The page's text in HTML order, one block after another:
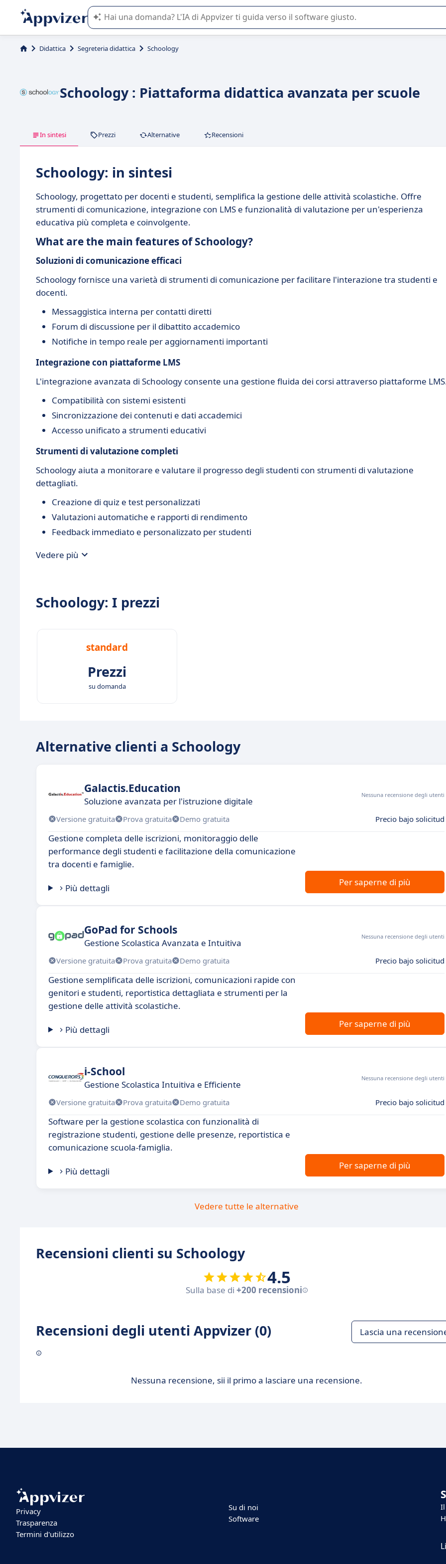
L'IA di Appvizer vi guida nell'utilizzo o nella scelta di un software SaaS per la vostra azienda.
Didattica Segreteria didattica Schoology
Schoology : Piattaforma didattica avanzata per scuole
In sintesi Prezzi Alternative Recensioni
Schoology: in sintesi
Schoology, progettato per docenti e studenti, semplifica la gestione delle attività scolastiche. Offre
strumenti di comunicazione, integrazione con LMS e funzionalità di valutazione per un'esperienza
educativa più completa e coinvolgente.
What are the main features of Schoology?
Soluzioni di comunicazione efficaci
Schoology fornisce una varietà di strumenti di comunicazione per facilitare l'interazione tra studenti e
docenti.
Messaggistica interna per contatti diretti
Forum di discussione per il dibattito accademico
Notifiche in tempo reale per aggiornamenti importanti
Integrazione con piattaforme LMS
L'integrazione avanzata di Schoology consente una gestione fluida dei corsi attraverso piattaforme
Compatibilità con sistemi esistenti
Sincronizzazione dei contenuti e dati accademici
Accesso unificato a strumenti educativi
Strumenti di valutazione completi
Schoology aiuta a monitorare e valutare il progresso degli studenti con strumenti di valutazione
dettagliati.
Creazione di quiz e test personalizzati
Valutazioni automatiche e rapporti di rendimento
Feedback immediato e personalizzato per studenti
Vedere più
Schoology: I prezzi
standard
Prezzi
su domanda
Alternative clienti a Schoology
Galactis.Education
Soluzione avanzata per l'istruzione digitale
Nessuna recensione degli utenti
Versione gratuita Prova gratuita Demo gratuita Precio bajo solicitud
Gestione completa delle iscrizioni, monitoraggio delle
performance degli studenti e facilitazione della comunicazione
tra docenti e famiglie.
Più dettagli
Per saperne di più
GoPad for Schools
Gestione Scolastica Avanzata e Intuitiva
Nessuna recensione degli utenti
Versione gratuita Prova gratuita Demo gratuita Precio bajo solicitud
Gestione semplificata delle iscrizioni, comunicazioni rapide con
genitori e studenti, reportistica dettagliata e strumenti per la
gestione delle attività scolastiche.
Più dettagli
Per saperne di più
i-School
Gestione Scolastica Intuitiva e Efficiente
Nessuna recensione degli utenti
Versione gratuita Prova gratuita Demo gratuita Precio bajo solicitud
Software per la gestione scolastica con funzionalità di
registrazione studenti, gestione delle presenze, reportistica e
comunicazione scuola-famiglia.
Più dettagli
Per saperne di più
Vedere tutte le alternative
Recensioni clienti su Schoology
4.5
Sulla base di +200 recensioni
Recensioni degli utenti Appvizer (0) Lascia una
Nessuna recensione, sii il primo a lasciare una recensione.
Privacy
Trasparenza
Termini d'utilizzo
Su di noi
Software